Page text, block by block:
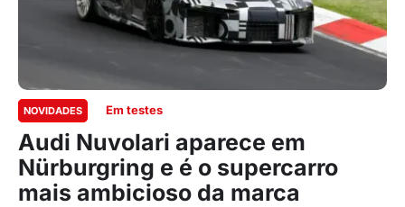
NOVIDADES Em testes
Audi Nuvolari aparece em
Nürburgring e é o supercarro
mais ambicioso da marca